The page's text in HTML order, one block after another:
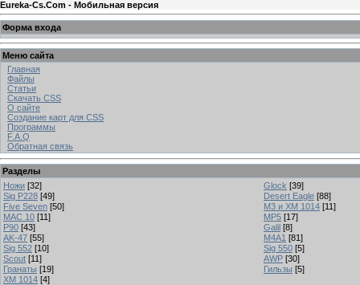
Eureka-Cs.Com - Мобильная версия
Форма входа
Меню сайта
Главная
Файлы
Статьи
Скачать CSS
О сайте
Создание карт для CSS
Программы
F.A.Q
Обратная связь
Разделы
Ножи [32] Glock [39]
Sig P228 [49] Desert Eagle [88]
Five Seven [50] M3 и XM 1014 [11]
MAC 10 [11] MP5 [17]
P90 [43] Galil [8]
AK-47 [55] M4A1 [81]
Sig 552 [10] Sig 550 [5]
Scout [11] AWP [30]
Гранаты [19] Гильзы [5]
XM 1014 [4]